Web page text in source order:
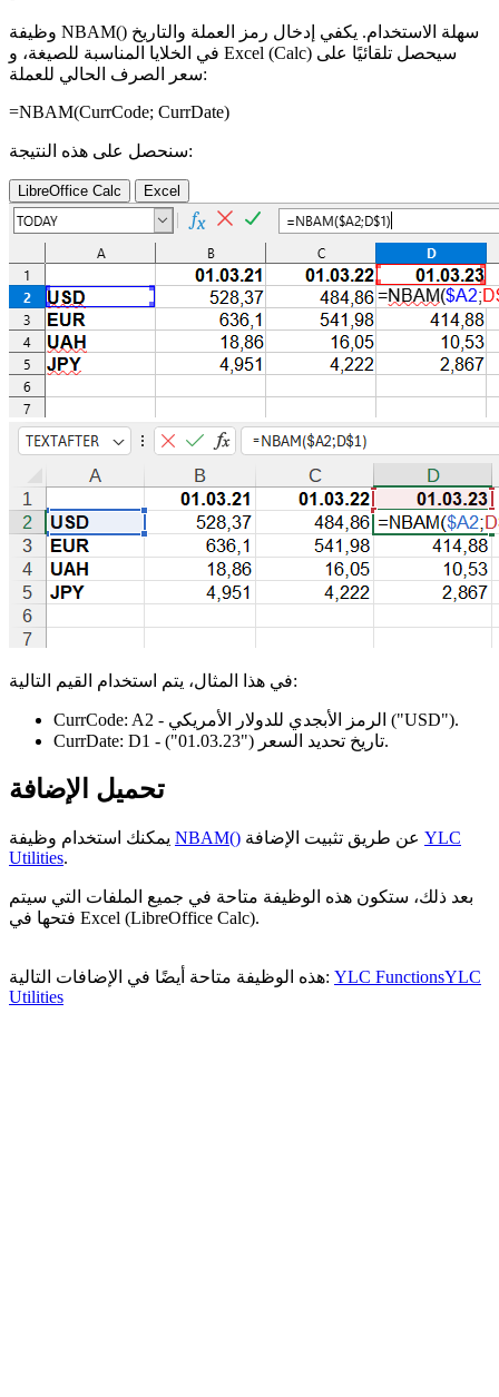
وظيفة NBAM() سهلة الاستخدام. يكفي إدخال رمز العملة والتاريخ
في الخلايا المناسبة للصيغة، و Excel (Calc) سيحصل تلقائيًا على
سعر الصرف الحالي للعملة:
=NBAM(CurrCode; CurrDate)
سنحصل على هذه النتيجة:
LibreOffice Calc Excel
في هذا المثال، يتم استخدام القيم التالية:
CurrCode: A2 ("USD").
CurrDate: D1 - تاريخ تحديد السعر ("01.03.23") .
تحميل الإضافة
NBAM()
YLC
Utilities.
بعد ذلك، ستكون هذه الوظيفة متاحة في جميع الملفات التي سيتم
فتحها في Excel (LibreOffice Calc).
هذه الوظيفة متاحة أيضًا في الإضافات التالية: YLC FunctionsYLC
Utilities